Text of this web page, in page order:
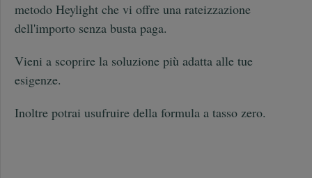
metodo Heylight che vi offre una rateizzazione
dell'importo senza busta paga.
Vieni a scoprire la soluzione più adatta alle tue
esigenze.
Inoltre potrai usufruire della formula a tasso zero.